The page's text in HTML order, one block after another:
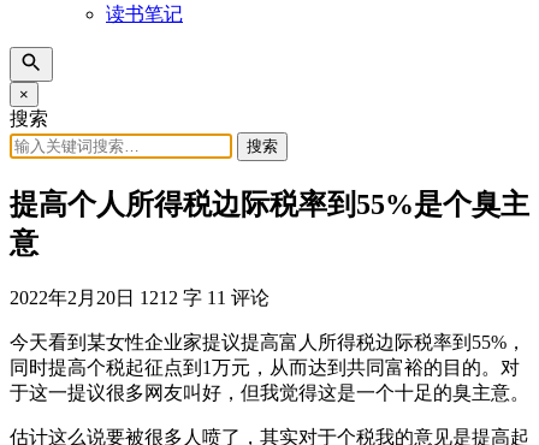
读书笔记
×
搜索
搜索
提高个人所得税边际税率到55%是个臭主
意
2022年2月20日 1212 字 11 评论
今天看到某女性企业家提议提高富人所得税边际税率到55%，
同时提高个税起征点到1万元，从而达到共同富裕的目的。对
于这一提议很多网友叫好，但我觉得这是一个十足的臭主意。
估计这么说要被很多人喷了，其实对于个税我的意见是提高起